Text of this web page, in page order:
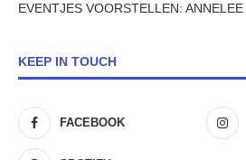
EVENTJES VOORSTELLEN: ANNELEE
KEEP IN TOUCH
FACEBOOK